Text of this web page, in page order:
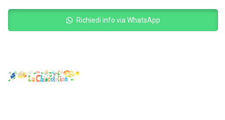
Richiedi info via WhatsApp